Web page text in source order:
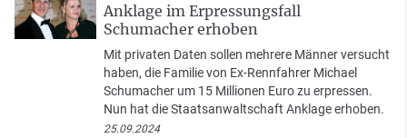
Anklage im Erpressungsfall
Schumacher erhoben
Mit privaten Daten sollen mehrere Männer versucht
haben, die Familie von Ex-Rennfahrer Michael
Schumacher um 15 Millionen Euro zu erpressen.
Nun hat die Staatsanwaltschaft Anklage erhoben.
25.09.2024